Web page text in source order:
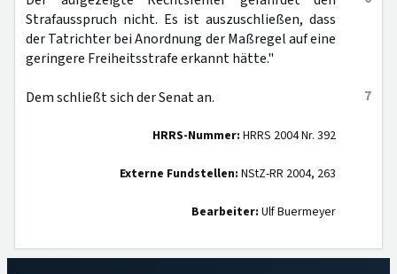
Strafausspruch nicht. Es ist auszuschließen, dass
der Tatrichter bei Anordnung der Maßregel auf eine
geringere Freiheitsstrafe erkannt hätte."
7
Dem schließt sich der Senat an.
HRRS-Nummer: HRRS 2004 Nr. 392
Externe Fundstellen: NStZ-RR 2004, 263
Bearbeiter: Ulf Buermeyer